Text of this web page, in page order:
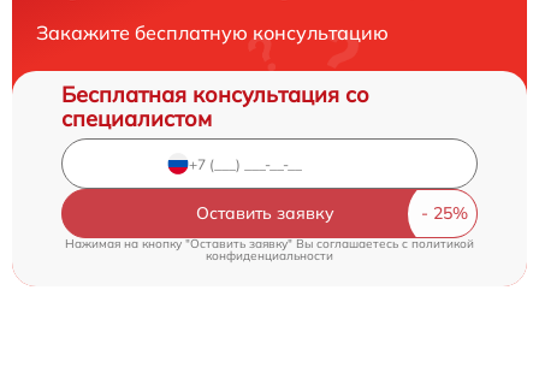
Закажите бесплатную консультацию
Бесплатная консультация со
специалистом
Оставить заявку
Нажимая на кнопку "Оставить заявку" Вы соглашаетесь cполитикой
конфиденциальности